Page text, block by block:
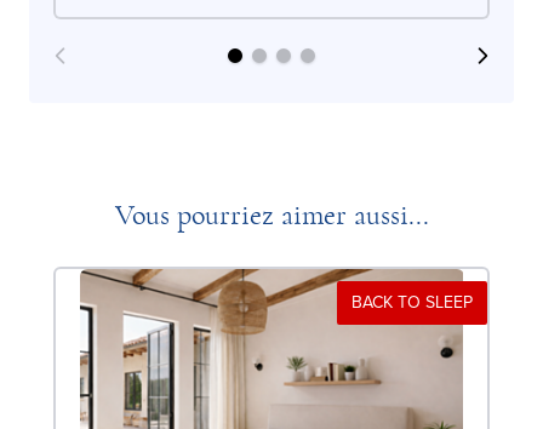
Vous pourriez aimer aussi...
BACK TO SLEEP